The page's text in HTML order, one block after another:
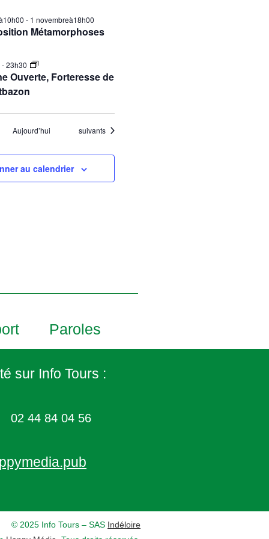
Métamorphoses
- 1 novembreà18h00
Ouverte, Forteresse de
-23h30
Aujourd’hui Évènements
suivants
au calendrier
Paroles
sur Info Tours :
02 44 84 04 56
© 2025 Info Tours – SAS Indéloire